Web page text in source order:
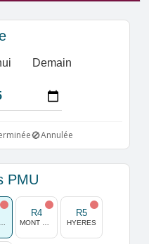
Demain
🚫Annulée
PMU
R4 R5
HYERES